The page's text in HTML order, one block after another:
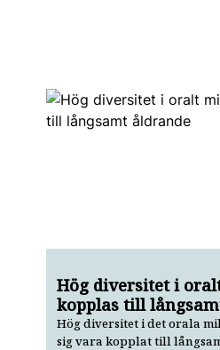
Hög diversitet i
kopplas till
Hög diversitet i det orala
sig vara kop­plat till